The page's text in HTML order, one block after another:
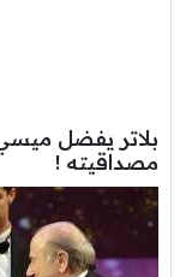
بلاتر يفضل
مصداقيته !